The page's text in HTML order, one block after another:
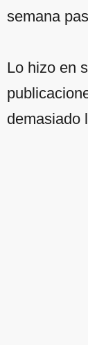
semana
Lo hizo en
demasiado